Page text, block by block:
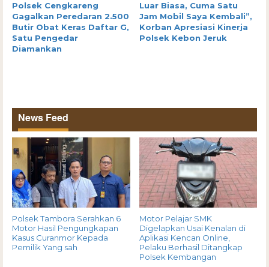
Polsek Cengkareng
Gagalkan Peredaran 2.500
Butir Obat Keras Daftar G,
Satu Pengedar
Diamankan
Luar Biasa, Cuma Satu
Jam Mobil Saya Kembali”,
Korban Apresiasi Kinerja
Polsek Kebon Jeruk
News Feed
Polsek Tambora Serahkan 6
Motor Hasil Pengungkapan
Kasus Curanmor Kepada
Pemilik Yang sah
Motor Pelajar SMK
Digelapkan Usai Kenalan di
Aplikasi Kencan Online,
Pelaku Berhasil Ditangkap
Polsek Kembangan